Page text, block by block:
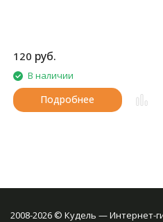
120 руб.
В наличии
Подробнее
2008-2026 © Кудель — Интернет-